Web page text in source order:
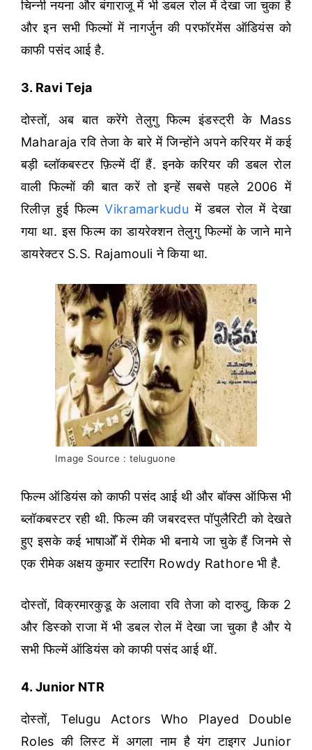
चिन्नी नयना और बंगाराजू में भी डबल रोल में देखा जा चुका है
और इन सभी फिल्मों में नागर्जुन की परफॉरमेंस ऑडियंस को
काफी पसंद आई है.
3. Ravi Teja
दोस्तों, अब बात करेंगे तेलुगु फिल्म इंडस्ट्री के Mass
Maharaja रवि तेजा के बारे में जिन्होंने अपने करियर में कई
बड़ी ब्लॉकबस्टर फ़िल्में दीं हैं. इनके करियर की डबल रोल
वाली फिल्मों की बात करें तो इन्हें सबसे पहले 2006 में
रिलीज़ हुई फिल्मVikramarkudu में डबल रोल में देखा
गया था. इस फिल्म का डायरेक्शन तेलुगु फिल्मों के जाने माने
डायरेक्टर S.S. Rajamouli ने किया था.
Image Source : teluguone
फिल्म ऑडियंस को काफी पसंद आई थी और बॉक्स ऑफिस भी
ब्लॉकबस्टर रही थी. फिल्म की जबरदस्त पॉपुलैरिटी को देखते
हुए इसके कई भाषाओँ में रीमेक भी बनाये जा चुके हैं जिनमे से
एक रीमेक अक्षय कुमार स्टारिंग Rowdy Rathore भी है.
दोस्तों, विक्रमारकुडू के अलावा रवि तेजा को दारुवु, किक 2
और डिस्को राजा में भी डबल रोल में देखा जा चुका है और ये
सभी फिल्में ऑडियंस को काफी पसंद आई थीं.
4. Junior NTR
दोस्तों, Telugu Actors Who Played Double
Roles की लिस्ट में अगला नाम है यंग टाइगर Junior